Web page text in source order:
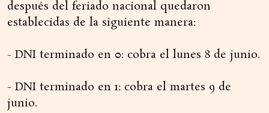
después del feriado nacional quedaron
establecidas de la siguiente manera:
- DNI terminado en 0: cobra el lunes 8 de junio.
- DNI terminado en 1: cobra el martes 9 de
junio.